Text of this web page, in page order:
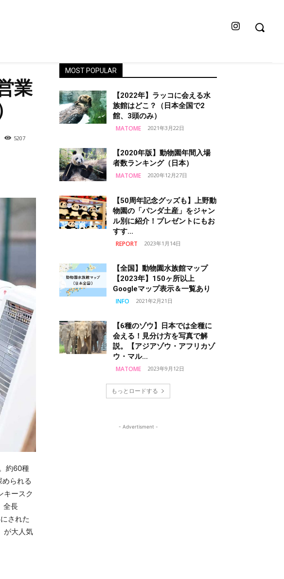
業
5207
約60種
られる
キースク
全長
された
が大人気
MOST POPULAR
【2022年】ラッコに会える水
族館はどこ？（日本全国で2
館、3頭のみ）
MATOME 2021年3月22日
【2020年版】動物園年間入場
者数ランキング（日本）
MATOME 2020年12月27日
【50周年記念グッズも】上野動
物園の「パンダ土産」をジャン
ル別に紹介！プレゼントにもお
すす...
REPORT 2023年1月14日
【全国】動物園水族館マップ
【2023年】150ヶ所以上
Googleマップ表示＆一覧あり
INFO 2021年2月21日
【6種のゾウ】日本では全種に
会える！見分け方を写真で解
説。【アジアゾウ・アフリカゾ
ウ・マル...
MATOME 2023年9月12日
もっとロードする
- Advertisment -